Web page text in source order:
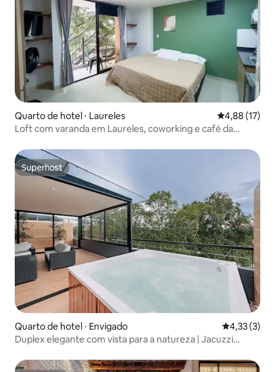
Quarto de hotel ⋅ Laureles 4,88 de uma
4,88 (17)
Loft com varanda em Laureles, coworking e café da
Superhost
Superhost
Quarto de hotel ⋅ Envigado 4,33 de
4,33 (3)
Duplex elegante com vista para a natureza | Jacuzzi